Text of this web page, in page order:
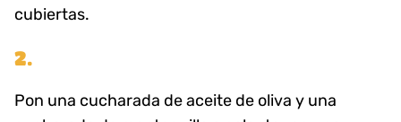
cubiertas.
2.
Pon una cucharada de aceite de oliva y una